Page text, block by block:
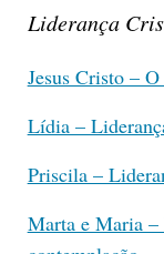
Liderança
Jesus Cristo –
Lídia –
Priscila –
Marta e Maria –